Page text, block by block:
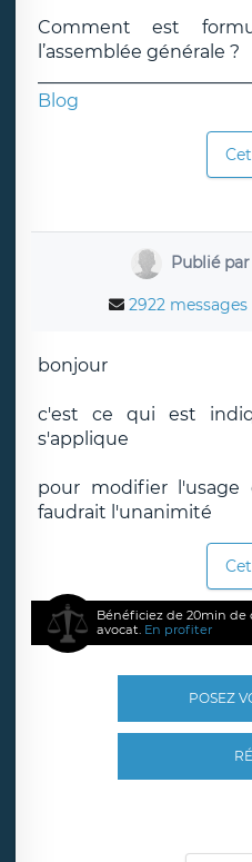
Comment est
l’assemblée générale ?
Blog
Publié par
2922 messages
bonjour
c'est ce qui est
s'applique
pour modifier l'usage
faudrait l'unanimité
Bénéficiez de 20min
avocat. En profiter
POSEZ